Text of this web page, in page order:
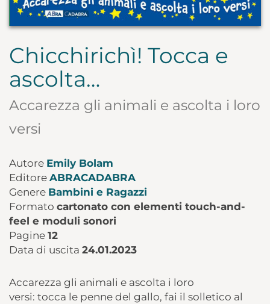
Chicchirichì! Tocca e
ascolta…
Accarezza gli animali e ascolta i loro
versi
Autore Emily Bolam
Editore ABRACADABRA
Genere Bambini e Ragazzi
Formato cartonato con elementi touch-and-
feel e moduli sonori
Pagine 12
Data di uscita 24.01.2023
Accarezza gli animali e ascolta i loro
versi: tocca le penne del gallo, fai il solletico al